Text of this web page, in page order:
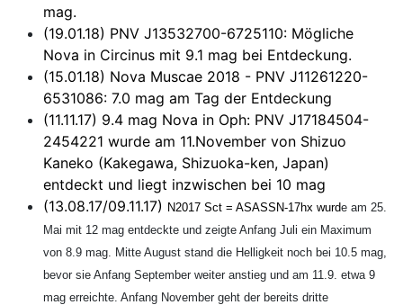
mag.
(19.01.18) PNV J13532700-6725110: Mögliche
Nova in Circinus mit 9.1 mag bei Entdeckung.
(15.01.18) Nova Muscae 2018 - PNV J11261220-
6531086: 7.0 mag am Tag der Entdeckung
(11.11.17) 9.4 mag Nova in Oph: PNV J17184504-
2454221 wurde am 11.November von Shizuo
Kaneko (Kakegawa, Shizuoka-ken, Japan)
entdeckt und liegt inzwischen bei 10 mag
(13.08.17/09.11.17) N2017 Sct = ASASSN-17hx wurde am 25.
Mai mit 12 mag entdeckte und zeigte Anfang Juli ein Maximum
von 8.9 mag. Mitte August stand die Helligkeit noch bei 10.5 mag,
bevor sie Anfang September weiter anstieg und am 11.9. etwa 9
mag erreichte. Anfang November geht der bereits dritte